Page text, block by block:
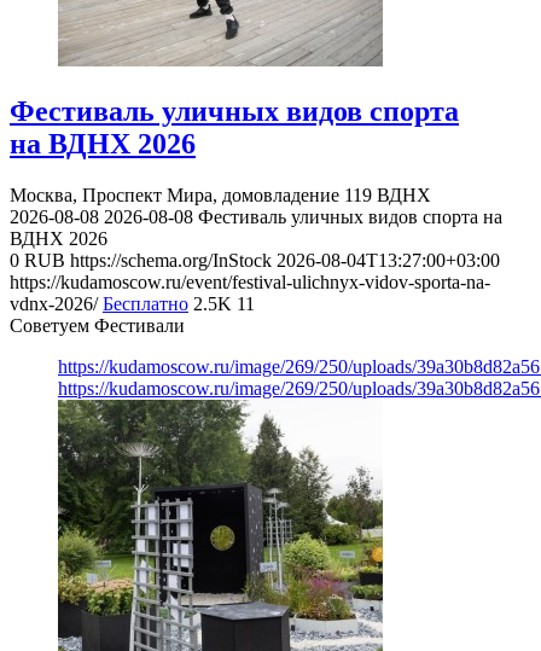
Фестиваль уличных видов спорта
на ВДНХ 2026
Москва, Проспект Мира, домовладение 119 ВДНХ
2026-08-08 2026-08-08 Фестиваль уличных видов спорта на
ВДНХ 2026
0 RUB https://schema.org/InStock 2026-08-04T13:27:00+03:00
https://kudamoscow.ru/event/festival-ulichnyx-vidov-sporta-na-
vdnx-2026/ Бесплатно 2.5K 11
Советуем Фестивали
https://kudamoscow.ru/image/269/250/uploads/
https://kudamoscow.ru/image/269/250/uploads/